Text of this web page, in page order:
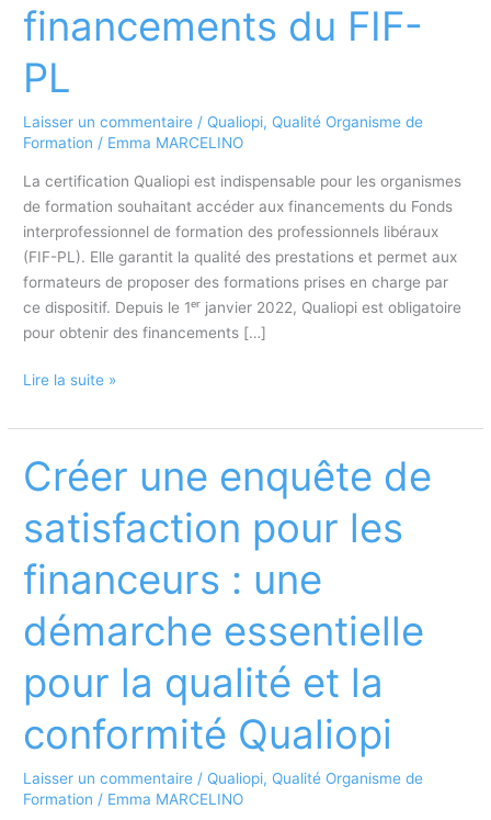
financements du FIF-
PL
Laisser un commentaire / Qualiopi, Qualité Organisme de
Formation / Emma MARCELINO
La certification Qualiopi est indispensable pour les organismes
de formation souhaitant accéder aux financements du Fonds
interprofessionnel de formation des professionnels libéraux
(FIF-PL). Elle garantit la qualité des prestations et permet aux
formateurs de proposer des formations prises en charge par
ce dispositif. Depuis le 1ᵉʳ janvier 2022, Qualiopi est obligatoire
pour obtenir des financements […]
Comment
certification
permet
s’ouvrir
financements
FIF-
Lire la suite »
Créer une enquête de
satisfaction pour les
financeurs : une
démarche essentielle
pour la qualité et la
conformité Qualiopi
Laisser un commentaire / Qualiopi, Qualité Organisme de
Formation / Emma MARCELINO